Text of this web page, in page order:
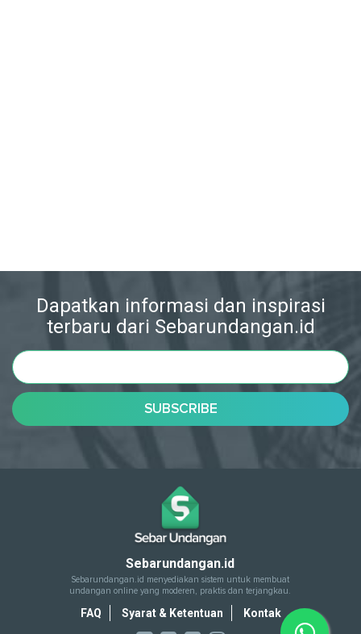
Dapatkan informasi dan inspirasi
terbaru dari Sebarundangan.id
Sebarundangan.id
Sebarundangan.id menyediakan sistem untuk membuat
undangan online yang moderen, praktis dan terjangkau.
FAQ Syarat & Ketentuan Kontak